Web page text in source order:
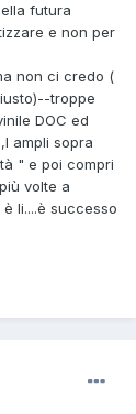
futura
e non per
non ci credo (
troppe
DOC ed
ampli sopra
" e poi compri
volte a
li....è successo